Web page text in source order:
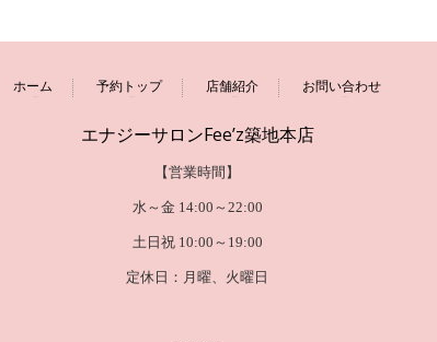
ホーム 予約トップ 店舗紹介 お問い合わせ
エナジーサロンFee’z築地本店
【営業時間】
水～金 14:00～22:00
土日祝 10:00～19:00
定休日：月曜、火曜日